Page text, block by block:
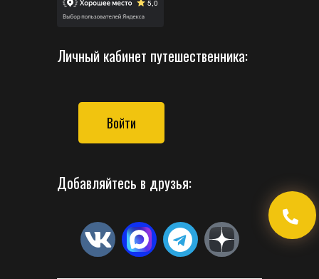
Личный кабинет путешественника:
Войти
Добавляйтесь в друзья: